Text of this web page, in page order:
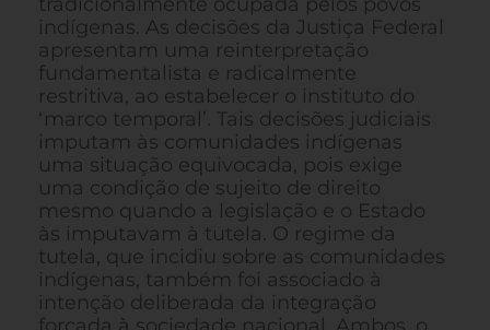
indígenas. As decisões da Justiça Federal
apresentam uma reinterpretação
fundamentalista e radicalmente
restritiva, ao estabelecer o instituto do
‘marco temporal’. Tais decisões judiciais
imputam às comunidades indígenas
uma situação equivocada, pois exige
uma condição de sujeito de direito
mesmo quando a legislação e o Estado
às imputavam à tutela. O regime da
tutela, que incidiu sobre as comunidades
indígenas, também foi associado à
intenção deliberada da integração